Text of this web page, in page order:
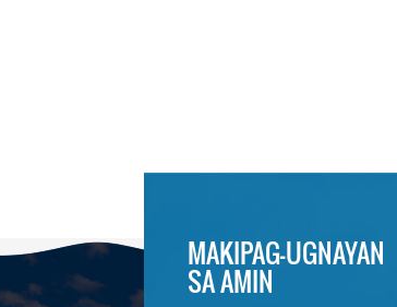
MAKIPAG-UGNAYAN
SA AMIN